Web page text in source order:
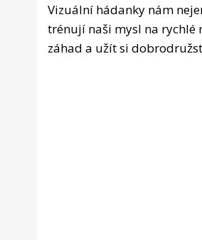
Vizuální hádanky nám
trénují naši mysl na rychlé
záhad a užít si